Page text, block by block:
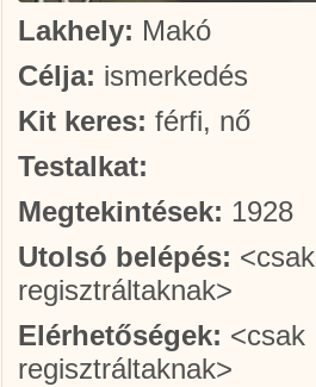
Lakhely: Makó
Célja: ismerkedés
Kit keres: férfi, nő
Testalkat:
Megtekintések: 1928
Utolsó belépés: <csak
regisztráltaknak>
Elérhetőségek: <csak
regisztráltaknak>